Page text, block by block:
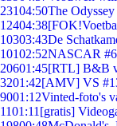
23104:50The
12404:38
10303:43De
10102:52NASCAR
20601:45[RTL] B&B
3201:42[AMV] VS
9001:12Vinted-foto's
1101:11 [gratis]